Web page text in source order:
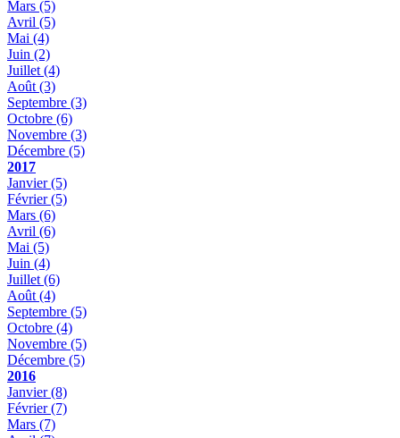
Mars (5)
Avril (5)
Mai (4)
Juin (2)
Juillet (4)
Août (3)
Septembre (3)
Octobre (6)
Novembre (3)
Décembre (5)
2017
Janvier(5)
Février(5)
Mars (6)
Avril (6)
Mai (5)
Juin (4)
Juillet (6)
Août (4)
Septembre (5)
Octobre (4)
Novembre (5)
Décembre (5)
2016
Janvier(8)
Février(7)
Mars (7)